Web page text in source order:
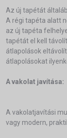
Az új tapétát
A régi tapéta alatt
az új tapéta
tapétát el kell
átlapolások
átlapolásokat
A vakolat javítása:
A vakolatjavítási
vagy modern,